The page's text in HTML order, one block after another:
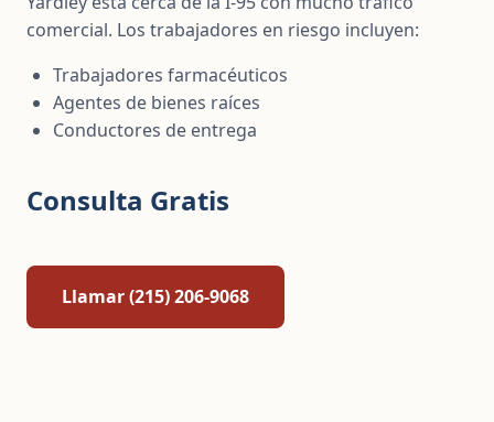
comercial. Los trabajadores en riesgo incluyen:
Trabajadores farmacéuticos
Agentes de bienes raíces
Conductores de entrega
Consulta Gratis
Llamar (215) 206-9068